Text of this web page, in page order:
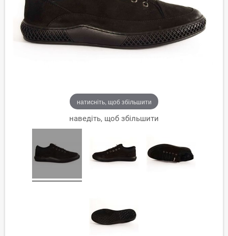
натисніть, щоб збільшити
наведіть, щоб збільшити